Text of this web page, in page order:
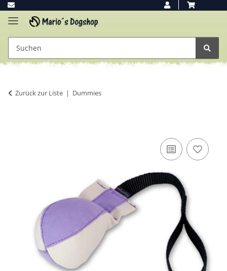
Zurück zur Liste Dummies